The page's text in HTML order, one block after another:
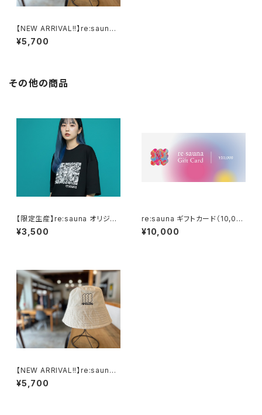
【NEW ARRIVAL!!】re:sauna
サウナハット2.0（深緑/白）
¥5,700
その他の商品
【限定生産】re:sauna オリジナ
ルビッグシルエットTシャツ（黒）
¥3,500
re:sauna ギフトカード（10,00
0円分）
¥10,000
【NEW ARRIVAL!!】re:sauna
サウナハット2.0（深緑/白）
¥5,700